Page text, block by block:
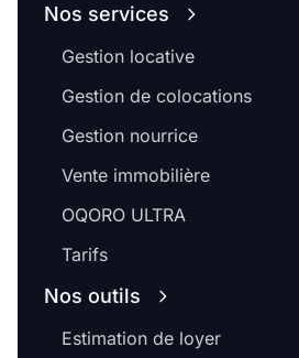
Nos services
Gestion locative
Gestion de colocations
Gestion nourrice
Vente immobilière
OQORO ULTRA
Tarifs
Nos outils
Estimation de loyer